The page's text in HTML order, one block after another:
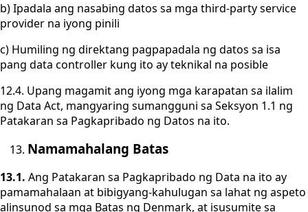
b) Ipadala ang nasabing datos sa mga third-party service
provider na iyong pinili
c) Humiling ng direktang pagpapadala ng datos sa isa
pang data controller kung ito ay teknikal na posible
12.4. Upang magamit ang iyong mga karapatan sa ilalim
ng Data Act, mangyaring sumangguni sa Seksyon 1.1 ng
Patakaran sa Pagkapribado ng Datos na ito.
Namamahalang Batas
13.1. Ang Patakaran sa Pagkapribado ng Data na ito ay
pamamahalaan at bibigyang-kahulugan sa lahat ng aspeto
alinsunod sa mga Batas ng Denmark, at isusumite sa